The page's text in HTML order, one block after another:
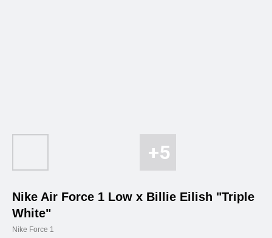
Nike Air Force 1 Low x Billie Eilish "Triple
White"
Nike Force 1